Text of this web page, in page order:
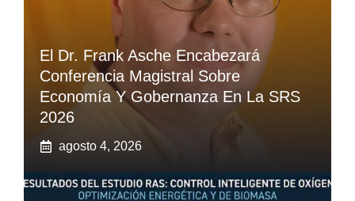
El Dr. Frank Asche Encabezará
Conferencia Magistral Sobre
Economía Y Gobernanza En La SRS
2026
agosto 4, 2026